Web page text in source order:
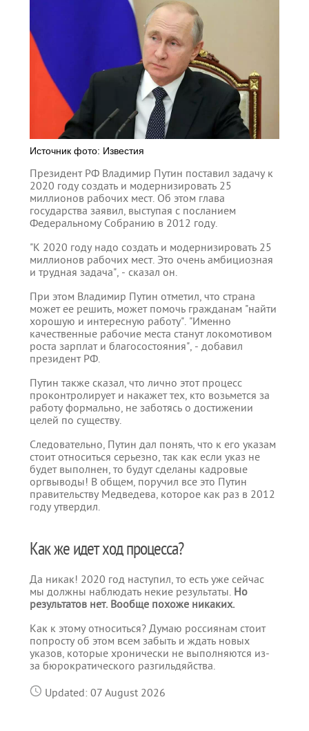
Источник фото: Известия
Президент РФ Владимир Путин поставил задачу к
2020 году создать и модернизировать 25
миллионов рабочих мест. Об этом глава
государства заявил, выступая с посланием
Федеральному Собранию в 2012 году.
"К 2020 году надо создать и модернизировать 25
миллионов рабочих мест. Это очень амбициозная
и трудная задача", - сказал он.
При этом Владимир Путин отметил, что страна
может ее решить, может помочь гражданам "найти
хорошую и интересную работу". "Именно
качественные рабочие места станут локомотивом
роста зарплат и благосостояния", - добавил
президент РФ.
Путин также сказал, что лично этот процесс
проконтролирует и накажет тех, кто возьмется за
работу формально, не заботясь о достижении
целей по существу.
Следовательно, Путин дал понять, что к его указам
стоит относиться серьезно, так как если указ не
будет выполнен, то будут сделаны кадровые
оргвыводы! В общем, поручил все это Путин
правительству Медведева, которое как раз в 2012
году утвердил.
Как же идет ход процесса?
Да никак! 2020 год наступил, то есть уже сейчас
мы должны наблюдать некие результаты. Но
результатов нет. Вообще похоже никаких.
Как к этому относиться? Думаю россиянам стоит
попросту об этом всем забыть и ждать новых
указов, которые хронически не выполняются из-
за бюрократического разгильдяйства.
Updated: 07 August 2026